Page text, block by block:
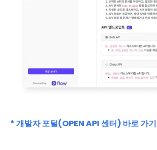
* 개발자 포털(OPEN API 센터) 바로 가기